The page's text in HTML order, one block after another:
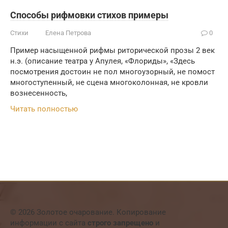
Способы рифмовки стихов примеры
Стихи Елена Петрова 0
Пример насыщенной рифмы риторической прозы 2 век
н.э. (описание театра у Апулея, «Флориды», «Здесь
посмотрения достоин не пол многоузорный, не помост
многоступенный, не сцена многоколонная, не кровли
вознесенность,
Читать полностью
© 2026 Золотое очарование. Копирование
информации с сайта строго запрещено и